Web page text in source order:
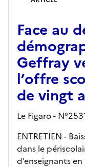
Face au
Geffray
l’offre
de vingt
Le Figaro -
ENTRETIEN -
dans le
d’enseignants